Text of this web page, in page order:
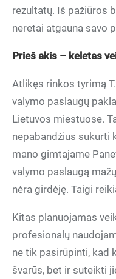
rezultatų. Iš pažiūros
neretai atgauna savo
Prieš akis – keletas
Atlikęs rinkos tyrimą
valymo paslaugų
Lietuvos miestuose.
nepabandžius sukurti
mano gimtajame
valymo paslaugą
nėra girdėję. Taigi
Kitas planuojamas
profesionalų
ne tik pasirūpinti, kad
švarūs, bet ir suteikti